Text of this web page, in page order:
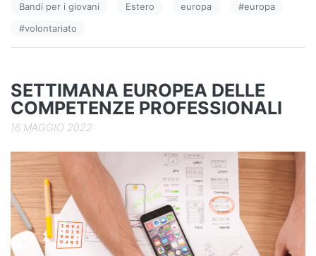
b
o
k
dI
vi
Bandi per i giovani Estero europa #europa
#volontariato
SETTIMANA EUROPEA DELLE
COMPETENZE PROFESSIONALI
16 MAGGIO 2022